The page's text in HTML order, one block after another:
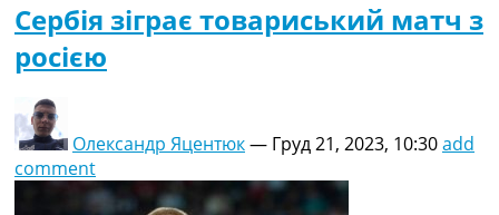
Сербія зіграє товариський матч з
росією
Олександр Яцентюк— Груд 21, 2023, 10:30add
comment